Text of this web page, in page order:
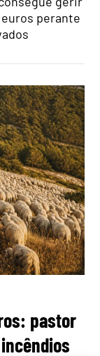
euros perante
pastor